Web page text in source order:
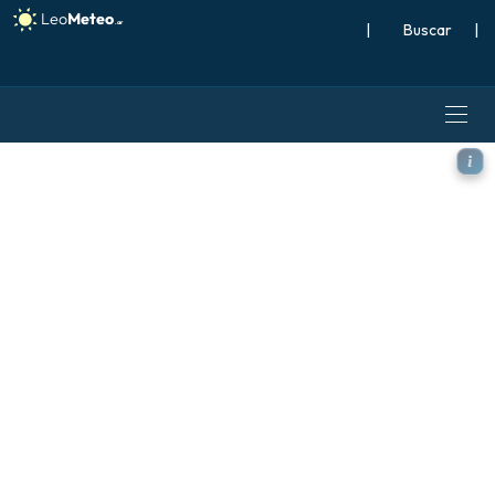
| |
GFS modelo - Japón,